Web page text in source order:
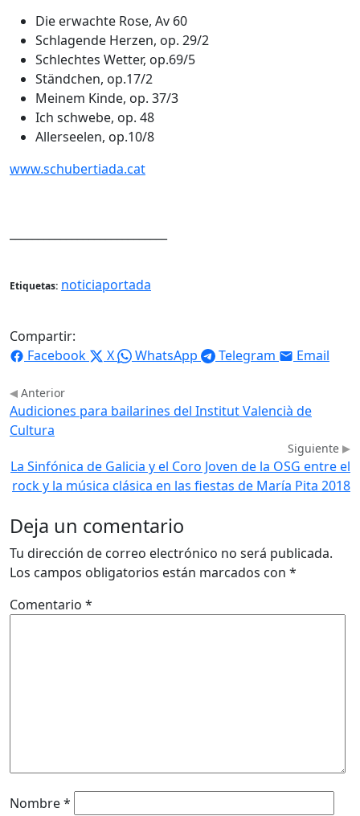
Die erwachte Rose, Av 60
Schlagende Herzen, op. 29/2
Schlechtes Wetter, op.69/5
Ständchen, op.17/2
Meinem Kinde, op. 37/3
Ich schwebe, op. 48
Allerseelen, op.10/8
www.schubertiada.cat
Etiquetas: noticiaportada
Compartir:
Facebook
X WhatsApp Telegram Email
Anterior
Audiciones para bailarines del Institut Valencià de
Cultura
Siguiente
La Sinfónica de Galicia y el Coro Joven de la OSG entre el
rock y la música clásica en las fiestas de María Pita 2018
Deja un comentario
Tu dirección de correo electrónico no será publicada.
Los campos obligatorios están marcados con *
Comentario *
Nombre*